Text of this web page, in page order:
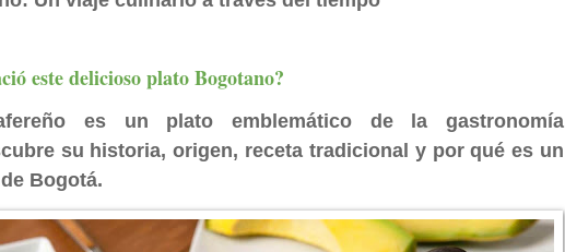
este delicioso plato Bogotano?
es un plato emblemático de la gastronomía
su historia, origen, receta tradicional y por qué es un
Bogotá.